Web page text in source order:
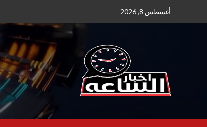
أغسطس 8, 2026